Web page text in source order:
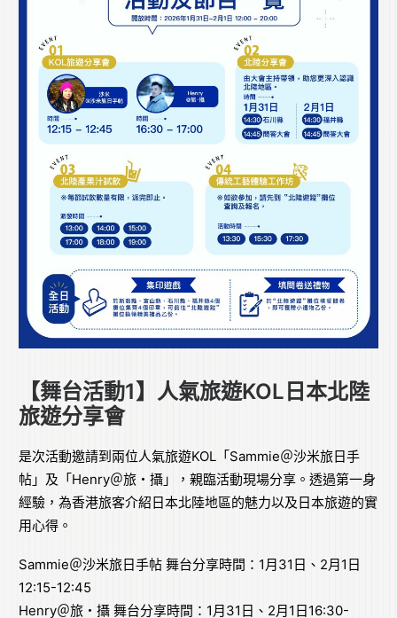
【舞台活動1】人氣旅遊KOL日本北陸
旅遊分享會
是次活動邀請到兩位人氣旅遊KOL「Sammie＠沙米旅日手
帖」及「Henry＠旅・攝」，親臨活動現場分享。透過第一身
經驗，為香港旅客介紹日本北陸地區的魅力以及日本旅遊的實
用心得。
Sammie＠沙米旅日手帖 舞台分享時間：1月31日、2月1日
12:15-12:45
Henry＠旅・攝 舞台分享時間：1月31日、2月1日16:30-